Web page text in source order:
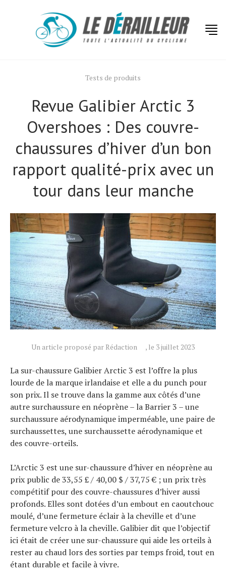
Tests de produits
Revue Galibier Arctic 3
Overshoes : Des couvre-
chaussures d’hiver d’un bon
rapport qualité-prix avec un
tour dans leur manche
Un article proposé par Rédaction , le 3 juillet 2023
La sur-chaussure Galibier Arctic 3 est l’offre la plus
lourde de la marque irlandaise et elle a du punch pour
son prix. Il se trouve dans la gamme aux côtés d’une
autre surchaussure en néoprène – la Barrier 3 – une
surchaussure aérodynamique imperméable, une paire de
surchaussettes, une surchaussette aérodynamique et
des couvre-orteils.
L’Arctic 3 est une sur-chaussure d’hiver en néoprène au
prix public de 33,55 £ / 40,00 $ / 37,75 € ; un prix très
compétitif pour des couvre-chaussures d’hiver aussi
profonds. Elles sont dotées d’un embout en caoutchouc
moulé, d’une fermeture éclair à la cheville et d’une
fermeture velcro à la cheville. Galibier dit que l’objectif
ici était de créer une sur-chaussure qui aide les orteils à
rester au chaud lors des sorties par temps froid, tout en
étant durable et facile à vivre.